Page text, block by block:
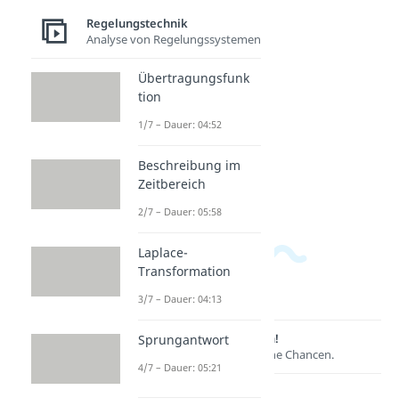
Lernen lohnt sich!
Entdecke hier deine Chancen.
Regelungstechnik
Analyse von Regelungssystemen
Übertragungsfunk
tion
1/7 – Dauer: 04:52
Beschreibung im
Zeitbereich
2/7 – Dauer: 05:58
Laplace-
Transformation
3/7 – Dauer: 04:13
Sprungantwort
4/7 – Dauer: 05:21